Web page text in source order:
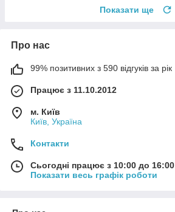
Показати ще
Про нас
99% позитивних з 590 відгуків за рік
Працює з 11.10.2012
м. Київ
Київ, Україна
Контакти
Сьогодні працює з 10:00 до 16:00
Показати весь графік роботи